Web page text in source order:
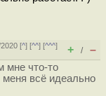
[^] [^^] [^^^]
+ / –
мне что-то
всё идеально